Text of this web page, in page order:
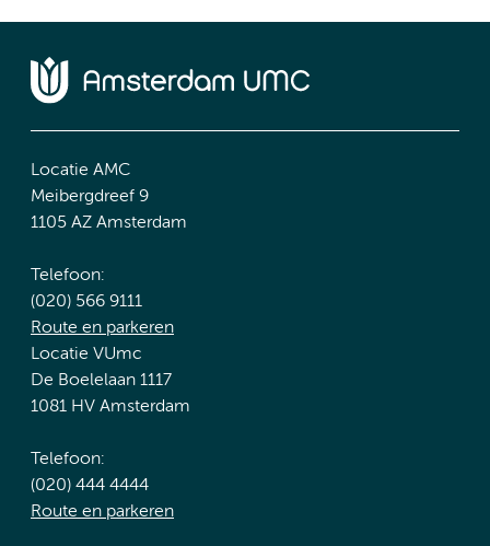
Locatie AMC
Meibergdreef 9
1105 AZ Amsterdam
Telefoon:
(020) 566 9111
Route en parkeren
Locatie VUmc
De Boelelaan 1117
1081 HV Amsterdam
Telefoon:
(020) 444 4444
Route en parkeren